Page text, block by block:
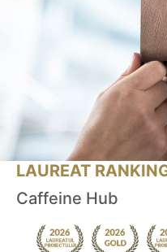
LAUREAT
Caffeine Hub